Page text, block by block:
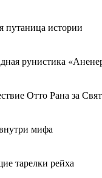
путаница истории
рунистика
Отто Рана за
мифа
тарелки рейха